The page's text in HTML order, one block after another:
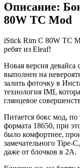
Описание:
80W TC Mod
iStick Rim C 80W TC
ребят из Eleaf!
Новая версия девайса
выполнен на
залить фоточку в
технология IML
глянцевое
Питается бокс мод, по
формата 18650, при
было комфортнее,
замечательного Tipe-
даже от блочков в 2А.